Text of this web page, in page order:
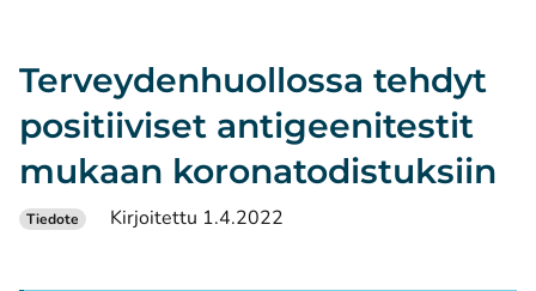
Terveydenhuollossa tehdyt
positiiviset antigeenitestit
mukaan koronatodistuksiin
Tiedote Kirjoitettu 1.4.2022